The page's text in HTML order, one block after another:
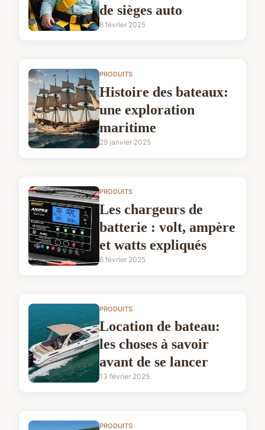
de sièges auto
8 février 2025
PRODUITS
Histoire des bateaux:
une exploration
maritime
29 janvier 2025
PRODUITS
Les chargeurs de
batterie : volt, ampère
et watts expliqués
6 février 2025
PRODUITS
Location de bateau:
les choses à savoir
avant de se lancer
13 février 2025
PRODUITS